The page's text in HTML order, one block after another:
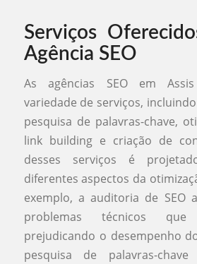
Serviços
Agência SEO
As agências SEO em
variedade de serviços,
pesquisa de palavras-chave,
link building e criação de
desses serviços é
diferentes aspectos da
exemplo, a auditoria de SEO
problemas técnicos
prejudicando o desempenho
pesquisa de palavras-